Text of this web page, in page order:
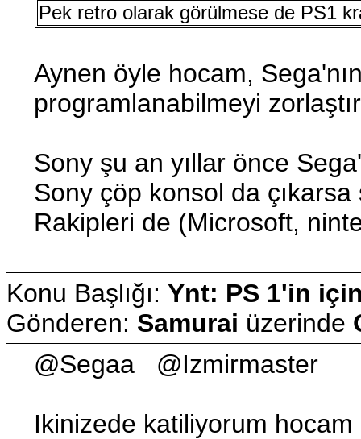
Pek retro olarak görülmese de PS1
Aynen öyle hocam,
programlanabilmeyi
Sony şu an yıllar önce
Sony çöp konsol da
Rakipleri de (Microsoft,
Konu Başlığı: Ynt: PS 1'in
Gönderen: Samurai üzerinde
@Segaa @Izmirmaster
Ikinizede katiliyorum